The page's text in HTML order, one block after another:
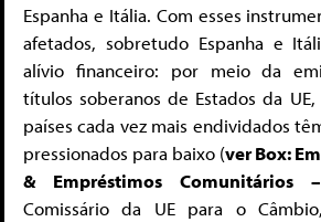
Espanha e Itália. Com esses
afetados, sobretudo Espanha e
alívio financeiro: por meio da
títulos soberanos de Estados da
países cada vez mais endividados
pressionados para baixo (ver Box:
& Empréstimos Comunitários
–
Comissário da UE para o